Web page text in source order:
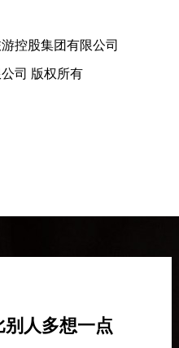
控股集团有限公司
司 版权所有
人多想一点